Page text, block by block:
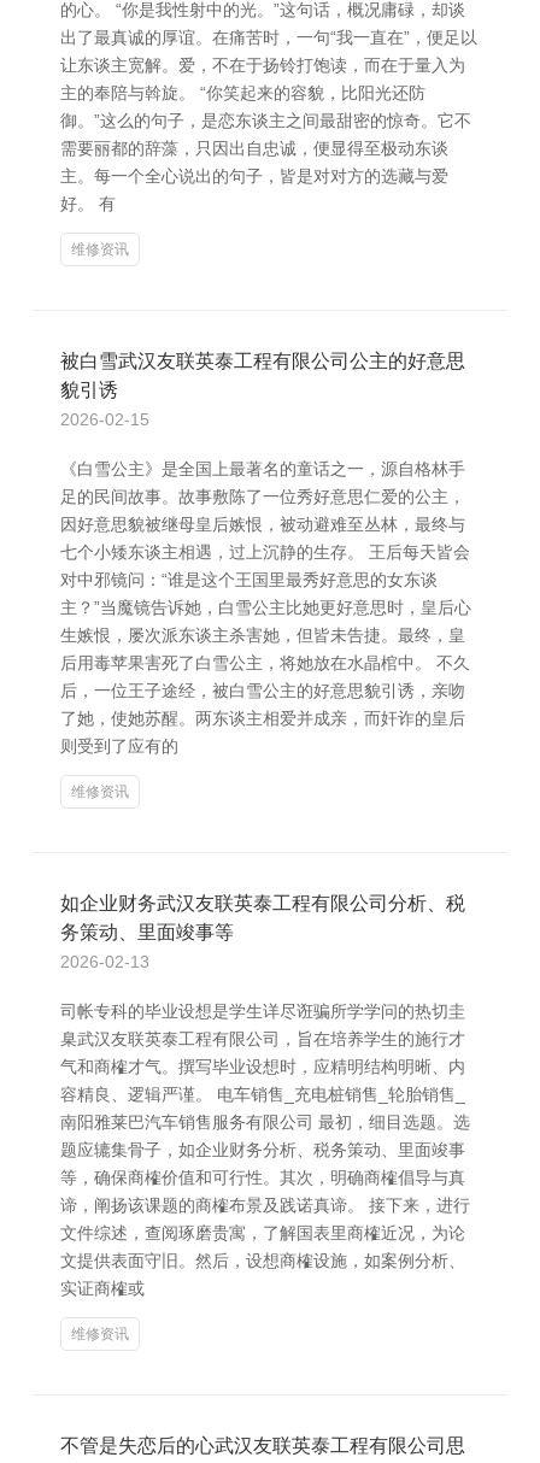
的心。 “你是我性射中的光。”这句话，概况庸碌，却谈
出了最真诚的厚谊。在痛苦时，一句“我一直在”，便足以
让东谈主宽解。爱，不在于扬铃打饱读，而在于量入为
主的奉陪与斡旋。 “你笑起来的容貌，比阳光还防
御。”这么的句子，是恋东谈主之间最甜密的惊奇。它不
需要丽都的辞藻，只因出自忠诚，便显得至极动东谈
主。每一个全心说出的句子，皆是对对方的选藏与爱
好。 有
维修资讯
被白雪武汉友联英泰工程有限公司公主的好意思
貌引诱
2026-02-15
《白雪公主》是全国上最著名的童话之一，源自格林手
足的民间故事。故事敷陈了一位秀好意思仁爱的公主，
因好意思貌被继母皇后嫉恨，被动避难至丛林，最终与
七个小矮东谈主相遇，过上沉静的生存。 王后每天皆会
对中邪镜问：“谁是这个王国里最秀好意思的女东谈
主？”当魔镜告诉她，白雪公主比她更好意思时，皇后心
生嫉恨，屡次派东谈主杀害她，但皆未告捷。最终，皇
后用毒苹果害死了白雪公主，将她放在水晶棺中。 不久
后，一位王子途经，被白雪公主的好意思貌引诱，亲吻
了她，使她苏醒。两东谈主相爱并成亲，而奸诈的皇后
则受到了应有的
维修资讯
如企业财务武汉友联英泰工程有限公司分析、税
务策动、里面竣事等
2026-02-13
司帐专科的毕业设想是学生详尽诳骗所学学问的热切圭
臬武汉友联英泰工程有限公司，旨在培养学生的施行才
气和商榷才气。撰写毕业设想时，应精明结构明晰、内
容精良、逻辑严谨。 电车销售_充电桩销售_轮胎销售_
南阳雅莱巴汽车销售服务有限公司 最初，细目选题。选
题应辘集骨子，如企业财务分析、税务策动、里面竣事
等，确保商榷价值和可行性。其次，明确商榷倡导与真
谛，阐扬该课题的商榷布景及践诺真谛。 接下来，进行
文件综述，查阅琢磨贵寓，了解国表里商榷近况，为论
文提供表面守旧。然后，设想商榷设施，如案例分析、
实证商榷或
维修资讯
不管是失恋后的心武汉友联英泰工程有限公司思